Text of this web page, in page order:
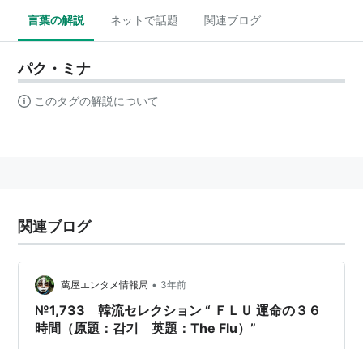
言葉の解説 ネットで話題 関連ブログ
パク・ミナ
このタグの解説について
関連ブログ
萬屋エンタメ情報局 • 3年前
№1,733 韓流セレクション “ ＦＬＵ 運命の３６
時間（原題：감기 英題：The Flu）”